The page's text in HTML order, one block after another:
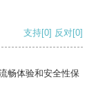
支持[0] 反对[0]
畅体验和安全性保